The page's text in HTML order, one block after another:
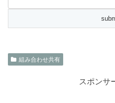
組み合わせ共有
スポンサ